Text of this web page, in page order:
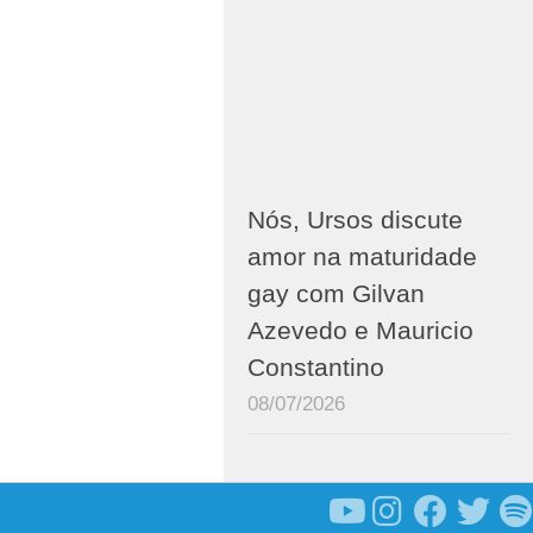
Nós, Ursos discute
amor na maturidade
gay com Gilvan
Azevedo e Mauricio
Constantino
08/07/2026